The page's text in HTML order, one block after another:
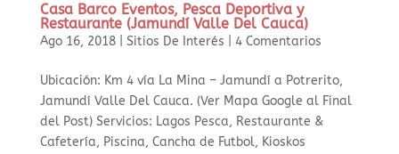
Casa Barco Eventos, Pesca Deportiva y
Restaurante (Jamundí Valle Del Cauca)
Ago 16, 2018| Sitios De Interés 4 Comentarios
Ubicación: Km 4 vía La Mina – Jamundí a Potrerito,
Jamundí Valle Del Cauca. (Ver Mapa Google al Final
del Post) Servicios: Lagos Pesca, Restaurante &
Cafetería, Piscina, Cancha de Futbol, Kioskos